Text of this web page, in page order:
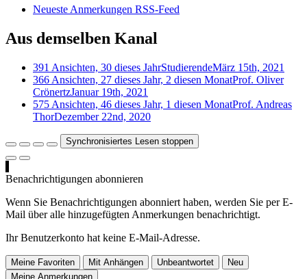
Neueste Anmerkungen RSS-Feed
Aus demselben Kanal
391 Ansichten, 30 dieses JahrStudierendeMärz 15th, 2021
366 Ansichten, 27 dieses Jahr, 2 diesen MonatProf. Oliver
CrönertzJanuar 19th, 2021
575 Ansichten, 46 dieses Jahr, 1 diesen MonatProf. Andreas
ThorDezember 22nd, 2020
Synchronisiertes Lesen stoppen
Benachrichtigungen abonnieren
Wenn Sie Benachrichtigungen abonniert haben, werden Sie per E-
Mail über alle hinzugefügten Anmerkungen benachrichtigt.
Ihr Benutzerkonto hat keine E-Mail-Adresse.
Meine Favoriten Mit Anhängen Unbeantwortet
Neu
Meine Anmerkungen